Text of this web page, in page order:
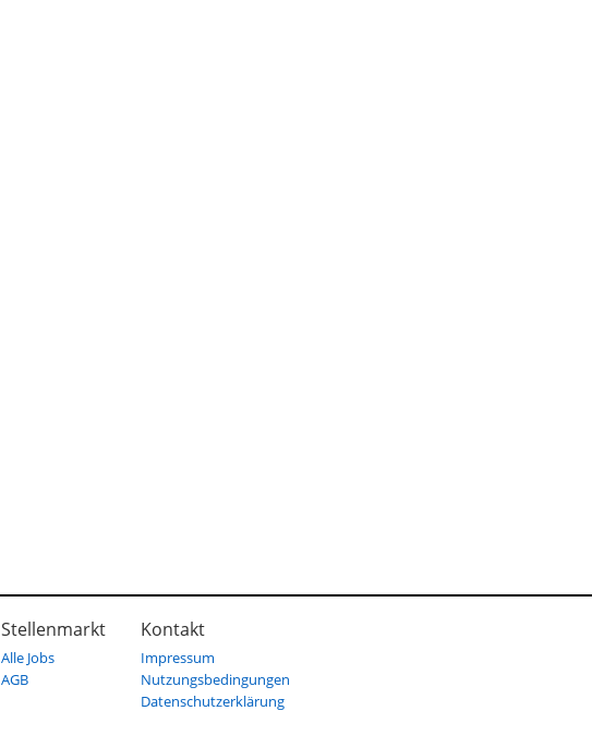
Stellenmarkt
Alle Jobs
AGB
Kontakt
Impressum
Nutzungsbedingungen
Datenschutzerklärung